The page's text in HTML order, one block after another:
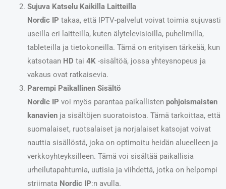
Sujuva Katselu Kaikilla Laitteilla
Nordic IP takaa, että IPTV-palvelut voivat toimia sujuvasti
useilla eri laitteilla, kuten älytelevisioilla, puhelimilla,
tableteilla ja tietokoneilla. Tämä on erityisen tärkeää, kun
katsotaan HD tai 4K-sisältöä, jossa yhteysnopeus ja
vakaus ovat ratkaisevia.
Parempi Paikallinen Sisältö
Nordic IP voi myös parantaa paikallisten pohjoismaisten
kanavienja sisältöjen suoratoistoa. Tämä tarkoittaa, että
suomalaiset, ruotsalaiset ja norjalaiset katsojat voivat
nauttia sisällöstä, joka on optimoitu heidän alueelleen ja
verkkoyhteyksilleen. Tämä voi sisältää paikallisia
urheilutapahtumia, uutisia ja viihdettä, jotka on helpompi
striimata Nordic IP:n avulla.